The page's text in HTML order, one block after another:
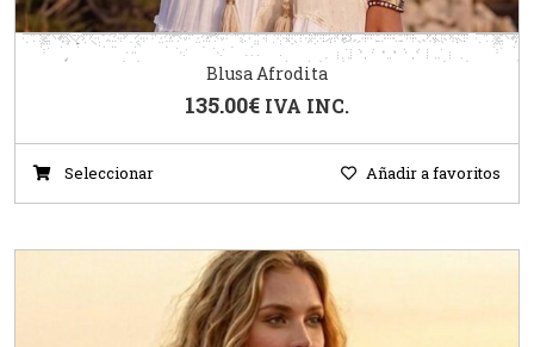
Blusa Afrodita
135.00€ IVA INC.
Seleccionar Añadir a favoritos